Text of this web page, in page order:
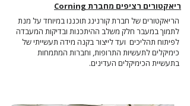
ריאקטורים רציפים מחברת Corning
הריאקטורים של חברת קורנינג תוכננו במיוחד על מנת
לתמוך במעבר חלק משלב ההיתכנות ובדיקות המעבדה
לפיתוח תהליכים ועד לייצור בקנה מידה תעשייתי של
כימיקלים לתעשיות התרופות, וחברות המתמחות
בתעשיית הכימיקלים העדינים.